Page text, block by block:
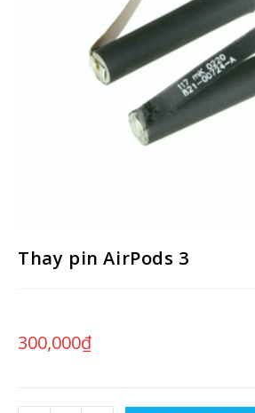
Thay pin AirPods 3
300,000₫